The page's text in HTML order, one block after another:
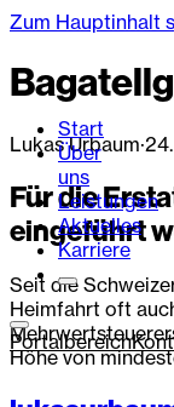
Zum Hauptinhalt
Start
Über
uns
Leistungen
Aktuelles
Karriere
Portalbereich
Lukas Urbaum·
Für die
eingeführt
Seit die
Heimfahrt oft
Höhe von